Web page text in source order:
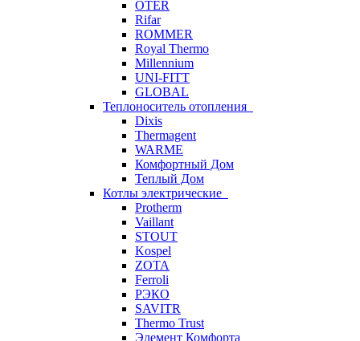
OTER
Rifar
ROMMER
Royal Thermo
Millennium
UNI-FITT
GLOBAL
Теплоноситель отопления
Dixis
Thermagent
WARME
Комфортный Дом
Теплый Дом
Котлы электрические
Protherm
Vaillant
STOUT
Kospel
ZOTA
Ferroli
РЭКО
SAVITR
Thermo Trust
Элемент Комфорта